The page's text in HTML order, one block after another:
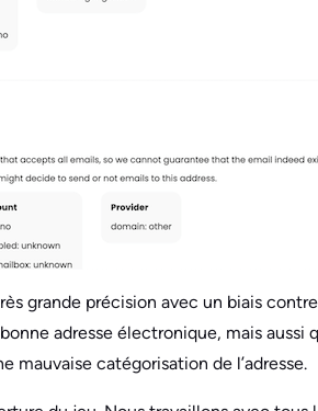
grande précision avec un biais
adresse électronique, mais aussi
mauvaise catégorisation de l’adresse.